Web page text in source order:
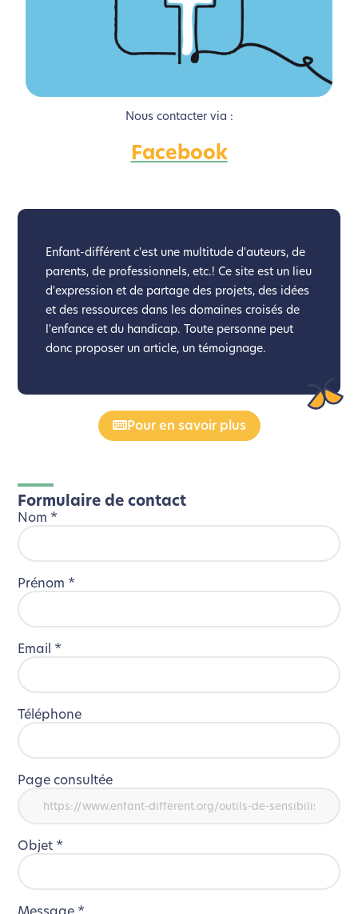
Nous contacter via :
Facebook
Enfant-différent c'est une multitude d'auteurs, de
parents, de professionnels, etc.! Ce site est un lieu
d'expression et de partage des projets, des idées
et des ressources dans les domaines croisés de
l'enfance et du handicap. Toute personne peut
donc proposer un article, un témoignage.
Pour en savoir plus
Formulaire de contact
Nom *
Prénom *
Email *
Téléphone
Page consultée
Objet *